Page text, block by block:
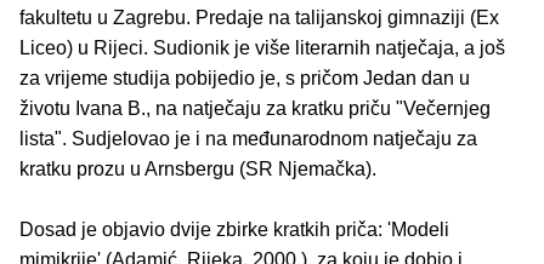
fakultetu u Zagrebu. Predaje na talijanskoj gimnaziji (Ex
Liceo) u Rijeci. Sudionik je više literarnih natječaja, a još
za vrijeme studija pobijedio je, s pričom Jedan dan u
životu Ivana B., na natječaju za kratku priču "Večernjeg
lista". Sudjelovao je i na međunarodnom natječaju za
kratku prozu u Arnsbergu (SR Njemačka).
Dosad je objavio dvije zbirke kratkih priča: 'Modeli